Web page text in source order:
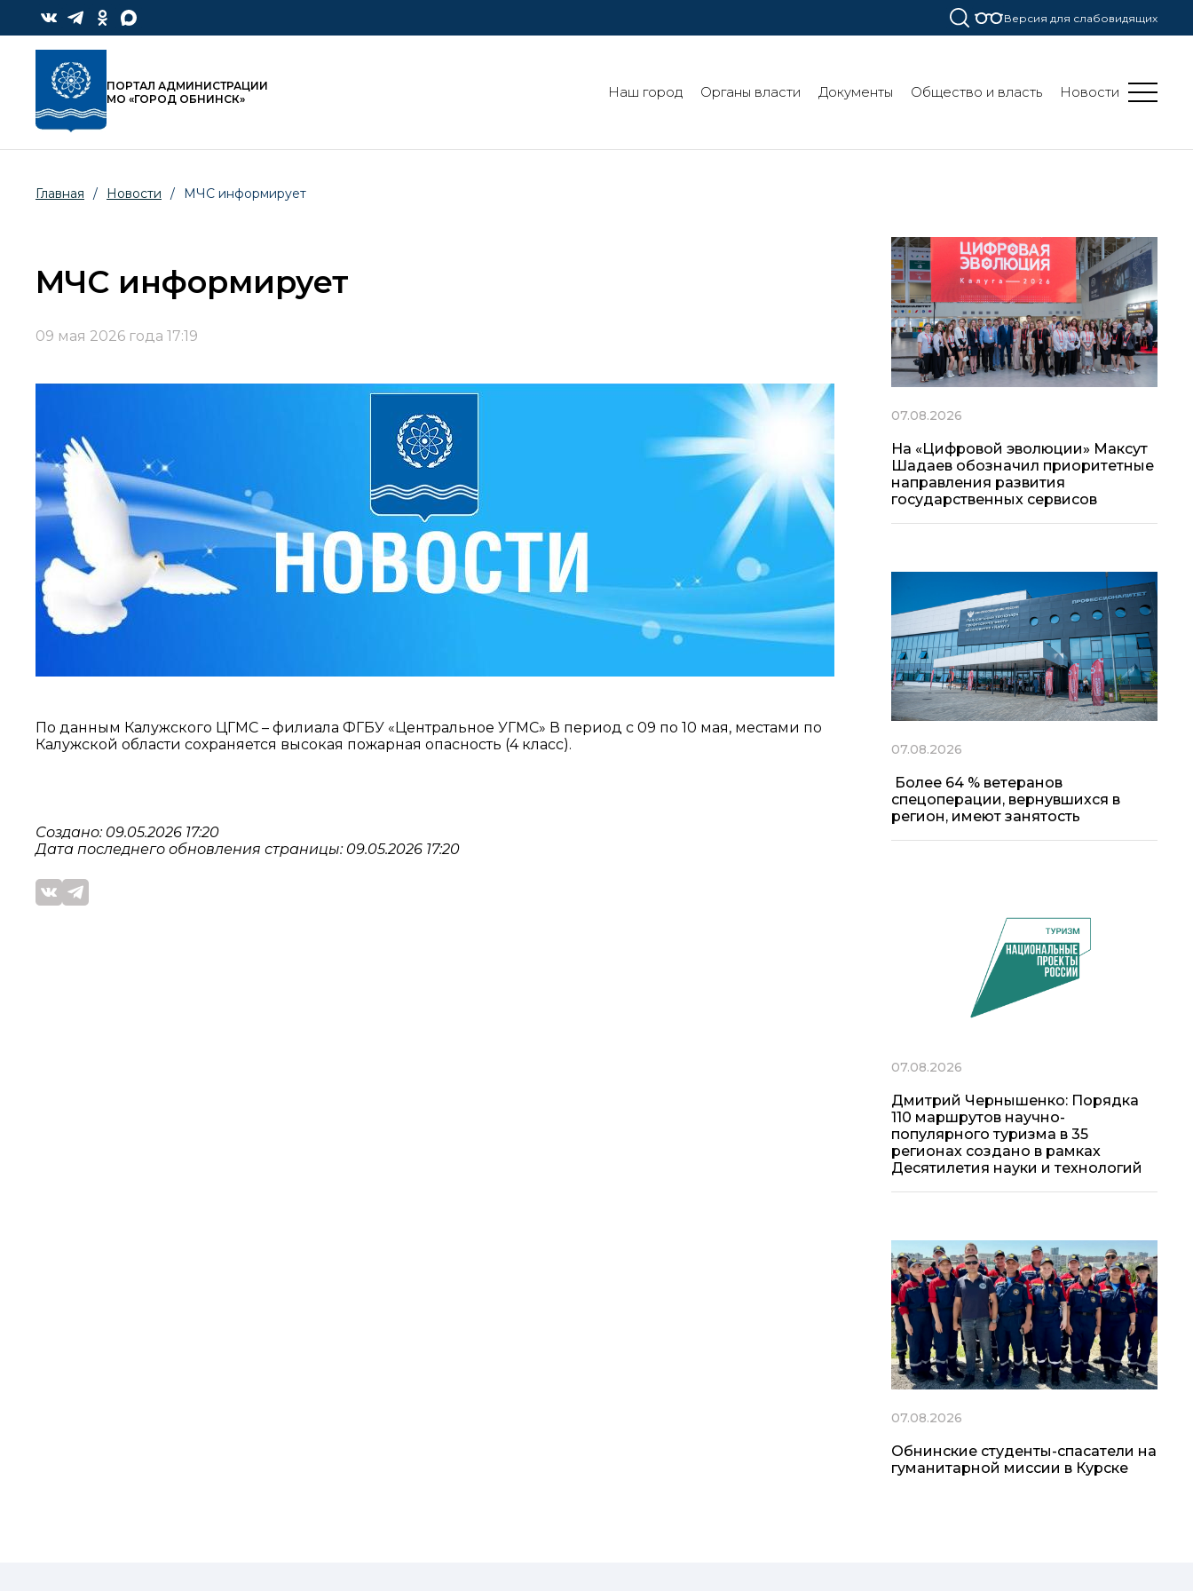
Версия для слабовидящих
ПОРТАЛ АДМИНИСТРАЦИИ
МО «ГОРОД ОБНИНСК»
Наш город Органы власти Документы Общество и власть Новости
Главная / Новости / МЧС информирует
МЧС информирует
09 мая 2026 года 17:19
По данным Калужского ЦГМС – филиала ФГБУ «Центральное УГМС» В период с 09 по 10 мая, местами по
Калужской области сохраняется высокая пожарная опасность (4 класс).
Создано: 09.05.2026 17:20
Дата последнего обновления страницы: 09.05.2026 17:20
07.08.2026
На «Цифровой эволюции» Максут
Шадаев обозначил приоритетные
направления развития
государственных сервисов
07.08.2026
Более 64 % ветеранов
спецоперации, вернувшихся в
регион, имеют занятость
07.08.2026
Дмитрий Чернышенко: Порядка
110 маршрутов научно-
популярного туризма в 35
регионах создано в рамках
Десятилетия науки и технологий
07.08.2026
Обнинские студенты-спасатели на
гуманитарной миссии в Курске